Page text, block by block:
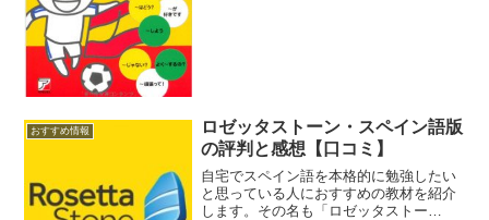
おすすめ情報
ロゼッタストーン・スペイン語版
の評判と感想【口コミ】
自宅でスペイン語を本格的に勉強したい
と思っている人におすすめの教材を紹介
します。その名も「ロゼッタストー